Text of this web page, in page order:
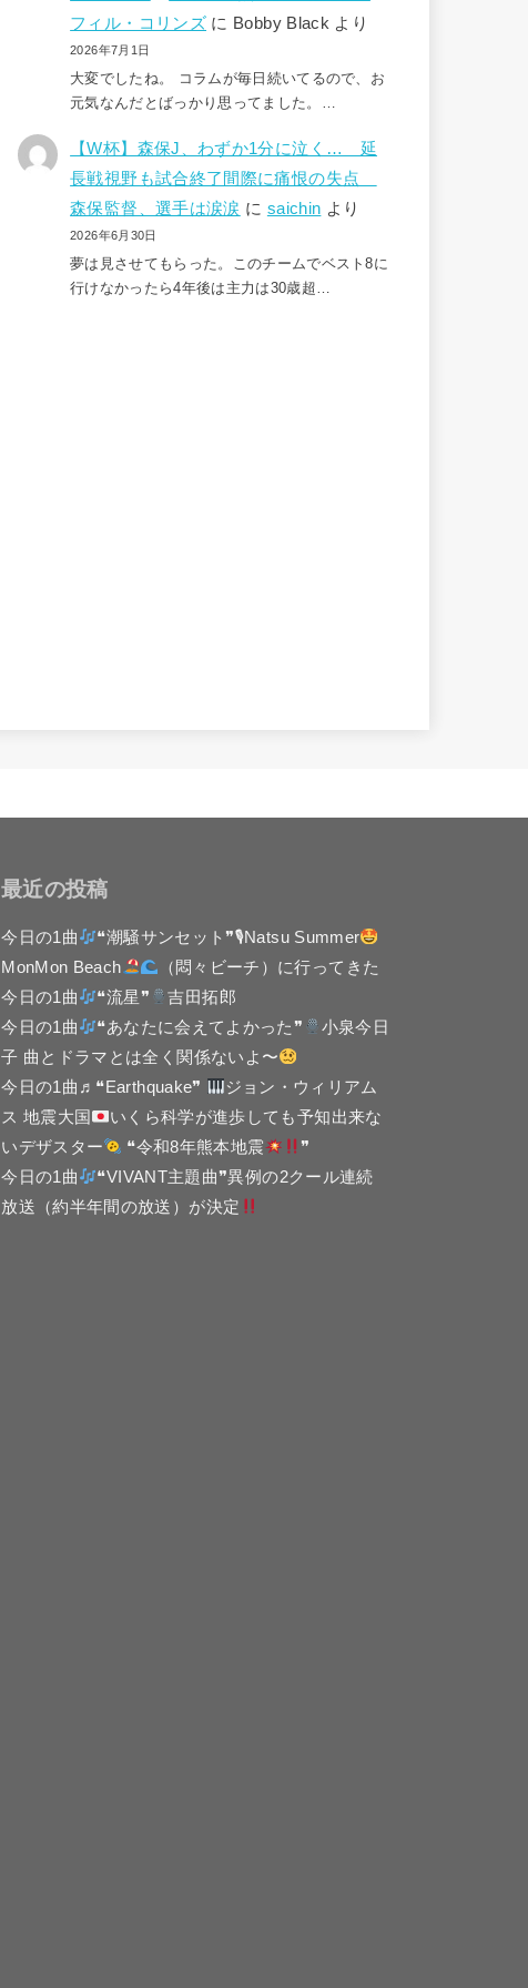
フィル・コリンズ に Bobby Black より
2026年7月1日
大変でしたね。 コラムが毎日続いてるので、お
元気なんだとばっかり思ってました。…
【W杯】森保J、わずか1分に泣く… 延
長戦視野も試合終了間際に痛恨の失点
森保監督、選手は涙涙 に saichin より
2026年6月30日
夢は見させてもらった。このチームでベスト8に
行けなかったら4年後は主力は30歳超…
最近の投稿
今日の1曲
❝潮騒サンセット❞🎙Natsu Summer
MonMon Beach
（悶々ビーチ）に行ってきた
今日の1曲
❝流星❞
吉田拓郎
今日の1曲
❝あなたに会えてよかった❞
小泉今日
子 曲とドラマとは全く関係ないよ〜
今日の1曲♬❝Earthquake❞
ジョン・ウィリアム
ス 地震大国
いくら科学が進歩しても予知出来な
いデザスター
❝令和8年熊本地震
❞
今日の1曲
❝VIVANT主題曲❞異例の2クール連続
放送（約半年間の放送）が決定